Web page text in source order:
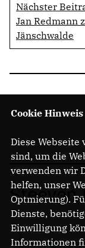
Nächster
Jan Redmann
Jänschwalde
Steeven
Cookie Hinweis
Diese Webseite
sind, um die
verwenden wir
helfen, unser
Optmierung).
Dienste,
Einwilligung
Informationen